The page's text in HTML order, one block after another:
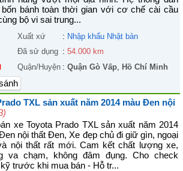
bốn bánh toàn thời gian với cơ chế cài cầu
bộ vi sai trung...
Xuất xứ : Nhập khẩu Nhật bản
Đã sử dụng : 54.000 km
Quận/Huyện : Quận Gò Vấp, Hồ Chí Minh
TXL sản xuất năm 2014 màu Đen nội
xe Toyota Prado TXL sản xuất năm 2014
nội thất Đen, Xe đẹp chủ đi giữ gìn, ngoại
nội thất rất mới. Cam kết chất lượng xe,
va chạm, không đâm đụng. Cho check
trước khi mua bán - Hỗ tr...